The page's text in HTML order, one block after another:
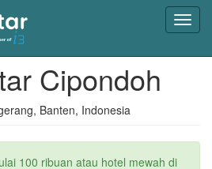
Cipondoh
Banten, Indonesia
100 ribuan atau hotel mewah di